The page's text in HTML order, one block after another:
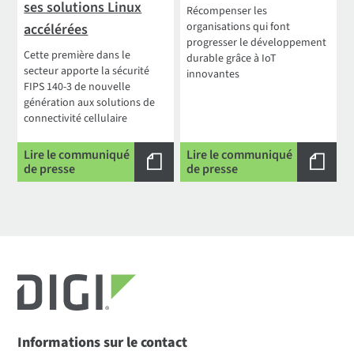
ses solutions Linux
accélérées
Cette première dans le
secteur apporte la sécurité
FIPS 140-3 de nouvelle
génération aux solutions de
connectivité cellulaire
Lire le communiqué
de presse
Récompenser les
organisations qui font
progresser le développement
durable grâce à IoT
innovantes
Lire le communiqué
de presse
Informations sur le contact